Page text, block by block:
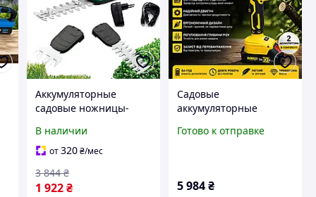
Аккумуляторные
садовые ножницы-
Аккумуляторный
триммер для работ в
для стрижки кустов, LZI
В наличии
от320 ₴/мес
1 922 ₴
3 844 ₴
Садовые
аккумуляторные
для стрижки растений
Готово к отправке
5 984₴